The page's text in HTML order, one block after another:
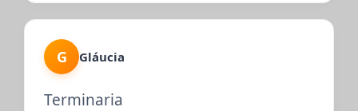
G Gláucia
Terminaria